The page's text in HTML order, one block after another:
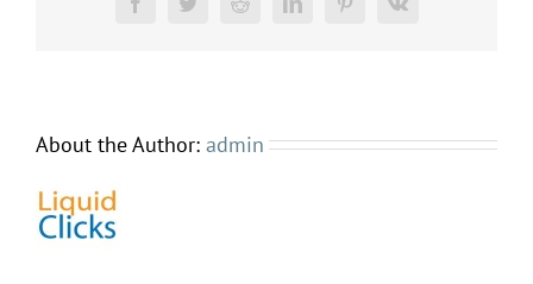
FacebookTwitterRedditLinkedInPinterest
Vk
About the Author: admin